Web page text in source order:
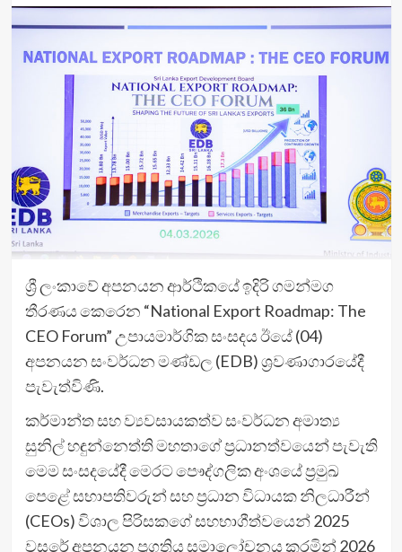
ශ්‍රී ලංකාවේ අපනයන ආර්ථිකයේ ඉදිරි ගමන්මග
තීරණය කෙරෙන “National Export Roadmap: The
CEO Forum” උපායමාර්ගික සංසදය ඊයේ (04)
අපනයන සංවර්ධන මණ්ඩල (EDB) ශ්‍රවණාගාරයේදී
පැවැත්විණි.
කර්මාන්ත සහ ව්‍යවසායකත්ව සංවර්ධන අමාත්‍ය
සුනිල් හඳුන්නෙත්ති මහතාගේ ප්‍රධානත්වයෙන් පැවැති
මෙම සංසදයේදී මෙරට පෞද්ගලික අංශයේ ප්‍රමුඛ
පෙළේ සභාපතිවරුන් සහ ප්‍රධාන විධායක නිලධාරීන්
(CEOs) විශාල පිරිසකගේ සහභාගීත්වයෙන් 2025
වසරේ අපනයන ප්‍රගතිය සමාලෝචනය කරමින් 2026